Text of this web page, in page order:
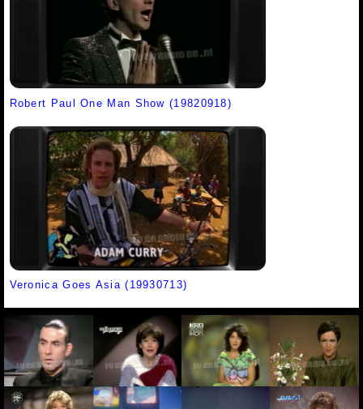
Robert Paul One Man Show (19820918)
Veronica Goes Asia (19930713)